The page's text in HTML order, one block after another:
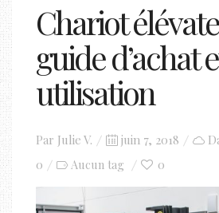
Chariot
guide d’achat
utilisation
Par Julie V.
Posted
on
juin 7, 2018
0
Aucun tag 0